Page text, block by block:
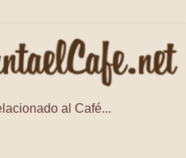
al Café...